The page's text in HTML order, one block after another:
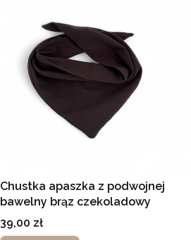
Chustka apaszka z podwojnej
bawelny brąz czekoladowy
Cena
39,00 zł